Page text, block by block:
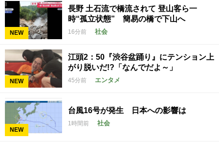
NEW
長野 土石流で橋流されて 登山客ら一
時“孤立状態” 簡易の橋で下山へ
16分前 社会
NEW
江頭2：50『渋谷盆踊り』にテンション上
がり脱いだ!?「なんでだよ～」
45分前 エンタメ
NEW
台風16号が発生 日本への影響は
1時間前 社会